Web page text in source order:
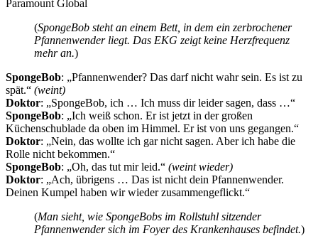
Paramount Global
(SpongeBob steht an einem Bett, in dem ein zerbrochener
Pfannenwender liegt. Das EKG zeigt keine Herzfrequenz
mehr an.)
SpongeBob: „Pfannenwender? Das darf nicht wahr sein. Es ist zu
spät.“ (weint)
Doktor: „SpongeBob, ich … Ich muss dir leider sagen, dass …“
SpongeBob: „Ich weiß schon. Er ist jetzt in der großen
Küchenschublade da oben im Himmel. Er ist von uns gegangen.“
Doktor: „Nein, das wollte ich gar nicht sagen. Aber ich habe die
Rolle nicht bekommen.“
SpongeBob: „Oh, das tut mir leid.“ (weint wieder)
Doktor: „Ach, übrigens … Das ist nicht dein Pfannenwender.
Deinen Kumpel haben wir wieder zusammengeflickt.“
(Man sieht, wie SpongeBobs im Rollstuhl sitzender
Pfannenwender sich im Foyer des Krankenhauses befindet.)